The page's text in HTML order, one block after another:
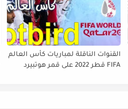
القنوات الناقلة لمباريات كأس العالم
FIFA قطر 2022 على قمر هوتبيرد